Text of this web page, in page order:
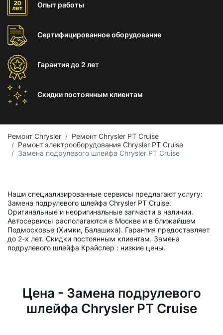
Опыт работы
Сертифицированноеоборудование
Гарантиядо 2 лет
Скидки постоянным клиентам
Ремонт Chrysler
Ремонт Chrysler PT Cruise
Ремонт электрооборудования Chrysler PT Cruise
Замена подрулевого шлейфа Chrysler PT Cruise
Наши специализированные сервисы предлагают услугу:
Замена подрулевого шлейфа Chrysler PT Cruise.
Оригинальные и неоригинальные запчасти в наличии.
Автосервисы располагаются в Москве и в ближайшем
Подмосковье (Химки, Балашиха). Гарантия предоставляет
до 2-х лет. Скидки постоянным клиентам. Замена
подрулевого шлейфа Крайслер : низкие цены.
Цена - Замена подрулевого
шлейфа Chrysler PT Cruise